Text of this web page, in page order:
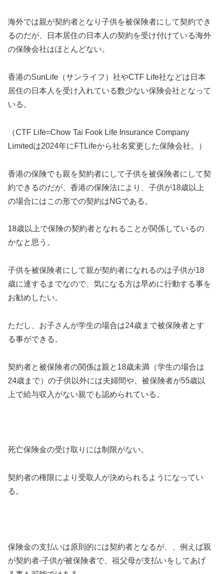
海外では親が契約者となり子供を被保険者にして契約でき
るのだが、日本居住の日本人の契約を受け付けている海外
の保険会社はほとんどない。
香港のSunLife（サンライフ）社やCTF Life社などは日本
居住の日本人を受け入れている数少ない保険会社となって
いる。
（CTF Life=Chow Tai Fook Life Insurance Company
Limitedは2024年にFTLifeから社名変更した保険会社。）
香港の保険でも親を契約者にして子供を被保険者にして契
約できるのだが、香港の保険法により、子供が18歳以上
の場合にはこの形での契約はNGである。
18歳以上で保険の契約者となれることが関係しているの
かなと思う。
子供を被保険者にして親が契約者になれるのは子供が18
歳に達するまでなので、気になる方は早めに行動する事を
お勧めしたい。
ただし、お子さんが学生の場合は24歳まで被保険者とす
る事ができる。
契約者と被保険者の関係は親と18歳未満（学生の場合は
24歳まで）の子供以外には夫婦間や、被保険者が55歳以
上で給与収入がない親でも認められている。
死亡保険金の受け取りには制限がない。
契約者の権限により受取人が決められるようになってい
る。
保険金の支払いは原則的には契約者となるが、、例えば親
が契約者-子供が被保険者で、祖父母が支払いをしてあげ